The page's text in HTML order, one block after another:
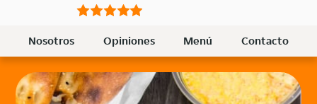
Nosotros Opiniones Menú Contacto